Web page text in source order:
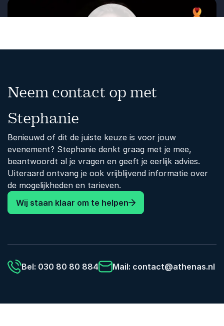
Neem contact op met
Stephanie
Benieuwd of dit de juiste keuze is voor jouw
evenement? Stephanie denkt graag met je mee,
beantwoordt al je vragen en geeft je eerlijk advies.
Uiteraard ontvang je ook vrijblijvend informatie over
de mogelijkheden en tarieven.
Wij staan klaar om te helpen
Bel: 030 80 80 884 Mail: contact@athenas.nl